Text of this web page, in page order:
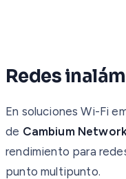
Redes
En soluciones Wi-Fi
de Cambium
rendimiento para
punto multipunto.